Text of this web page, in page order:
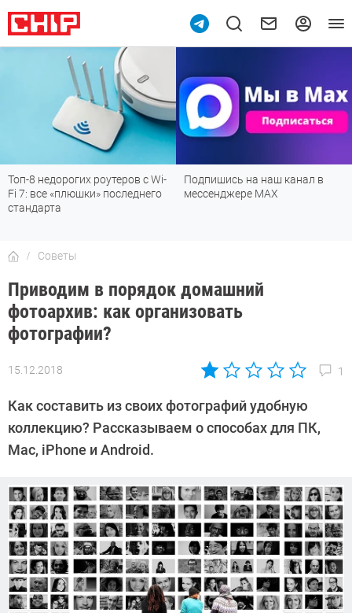
Подпишись на наш канал в
мессенджере МАХ
Рейтинг телевизоров 2026:
лучшие модели для гостиной,
Советы
Приводим в порядок домашний
фотоархив: как организовать
фотографии?
15.12.2018 1
Автор:
Касьянова
Как составить из своих фотографий удобную
коллекцию? Рассказываем о способах для ПК,
Mac, iPhone и Android.